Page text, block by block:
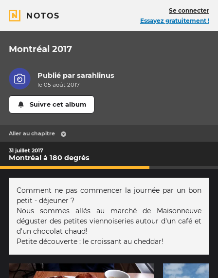
NOTOS
Se connecter
Essayez gratuitement !
Montréal 2017
Publié parsarahlinus
le 05 août 2017
Suivre cet album
Aller au chapitre
31 juillet 2017
Montréal à 180 degrés
Comment ne pas commencer la journée par un bon
petit - déjeuner ?
Nous sommes allés au marché de Maisonneuve
déguster des petites viennoiseries autour d'un café et
d'un chocolat chaud!
Petite découverte : le croissant au cheddar!